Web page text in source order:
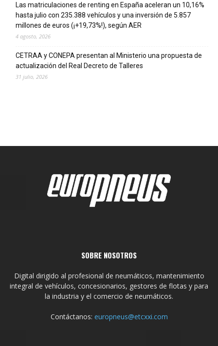
Las matriculaciones de renting en España aceleran un 10,16%
hasta julio con 235.388 vehículos y una inversión de 5.857
millones de euros (¡+19,73%!), según AER
4 agosto, 2026
CETRAA y CONEPA presentan al Ministerio una propuesta de
actualización del Real Decreto de Talleres
31 julio, 2026
SOBRE NOSOTROS
Digital dirigido al profesional de neumáticos, mantenimiento
integral de vehículos, concesionarios, gestores de flotas y para
la industria y el comercio de neumáticos.
Contáctanos: europneus@etcxxi.com